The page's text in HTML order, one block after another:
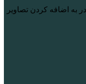
به اضافه کردن تصاویر